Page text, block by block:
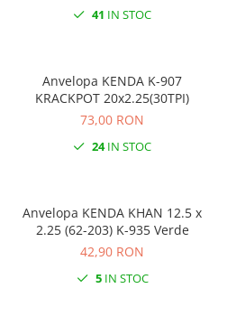
41 IN STOC
Anvelopa KENDA K-907
KRACKPOT 20x2.25(30TPI)
73,00 RON
24IN STOC
Anvelopa KENDA KHAN 12.5 x
2.25 (62-203) K-935 Verde
42,90 RON
5IN STOC